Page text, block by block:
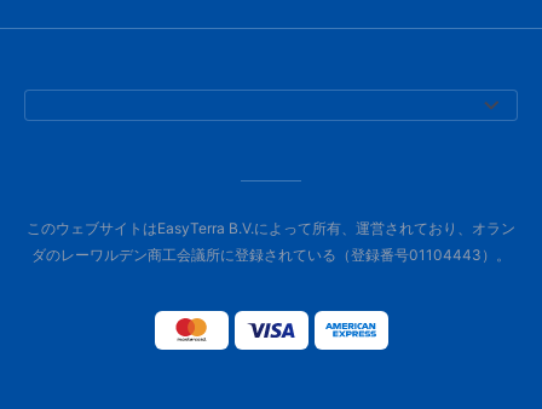
このウェブサイトはEasyTerra B.V.によって所有、運営されており、オラン
ダのレーワルデン商工会議所に登録されている（登録番号01104443）。